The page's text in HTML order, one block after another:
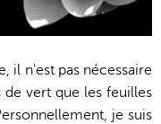
il n'est pas nécessaire
vert que les feuilles
je suis